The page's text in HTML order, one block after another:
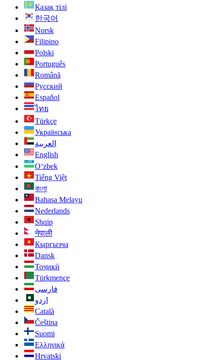
Қазақ тілі
한국어
Norsk
Filipino
Polski
Português
Română
Русский
Español
ไทย
Türkçe
Українська
العربية
English
O‘zbek
Tiếng Việt
বাংলা
Bahasa Melayu
Nederlands
Shqip
नेपाली
Кыргызча
Dansk
Тоҷикӣ
Türkmençe
فارسی
اردو
Català
Čeština
Suomi
Ελληνικά
Hrvatski